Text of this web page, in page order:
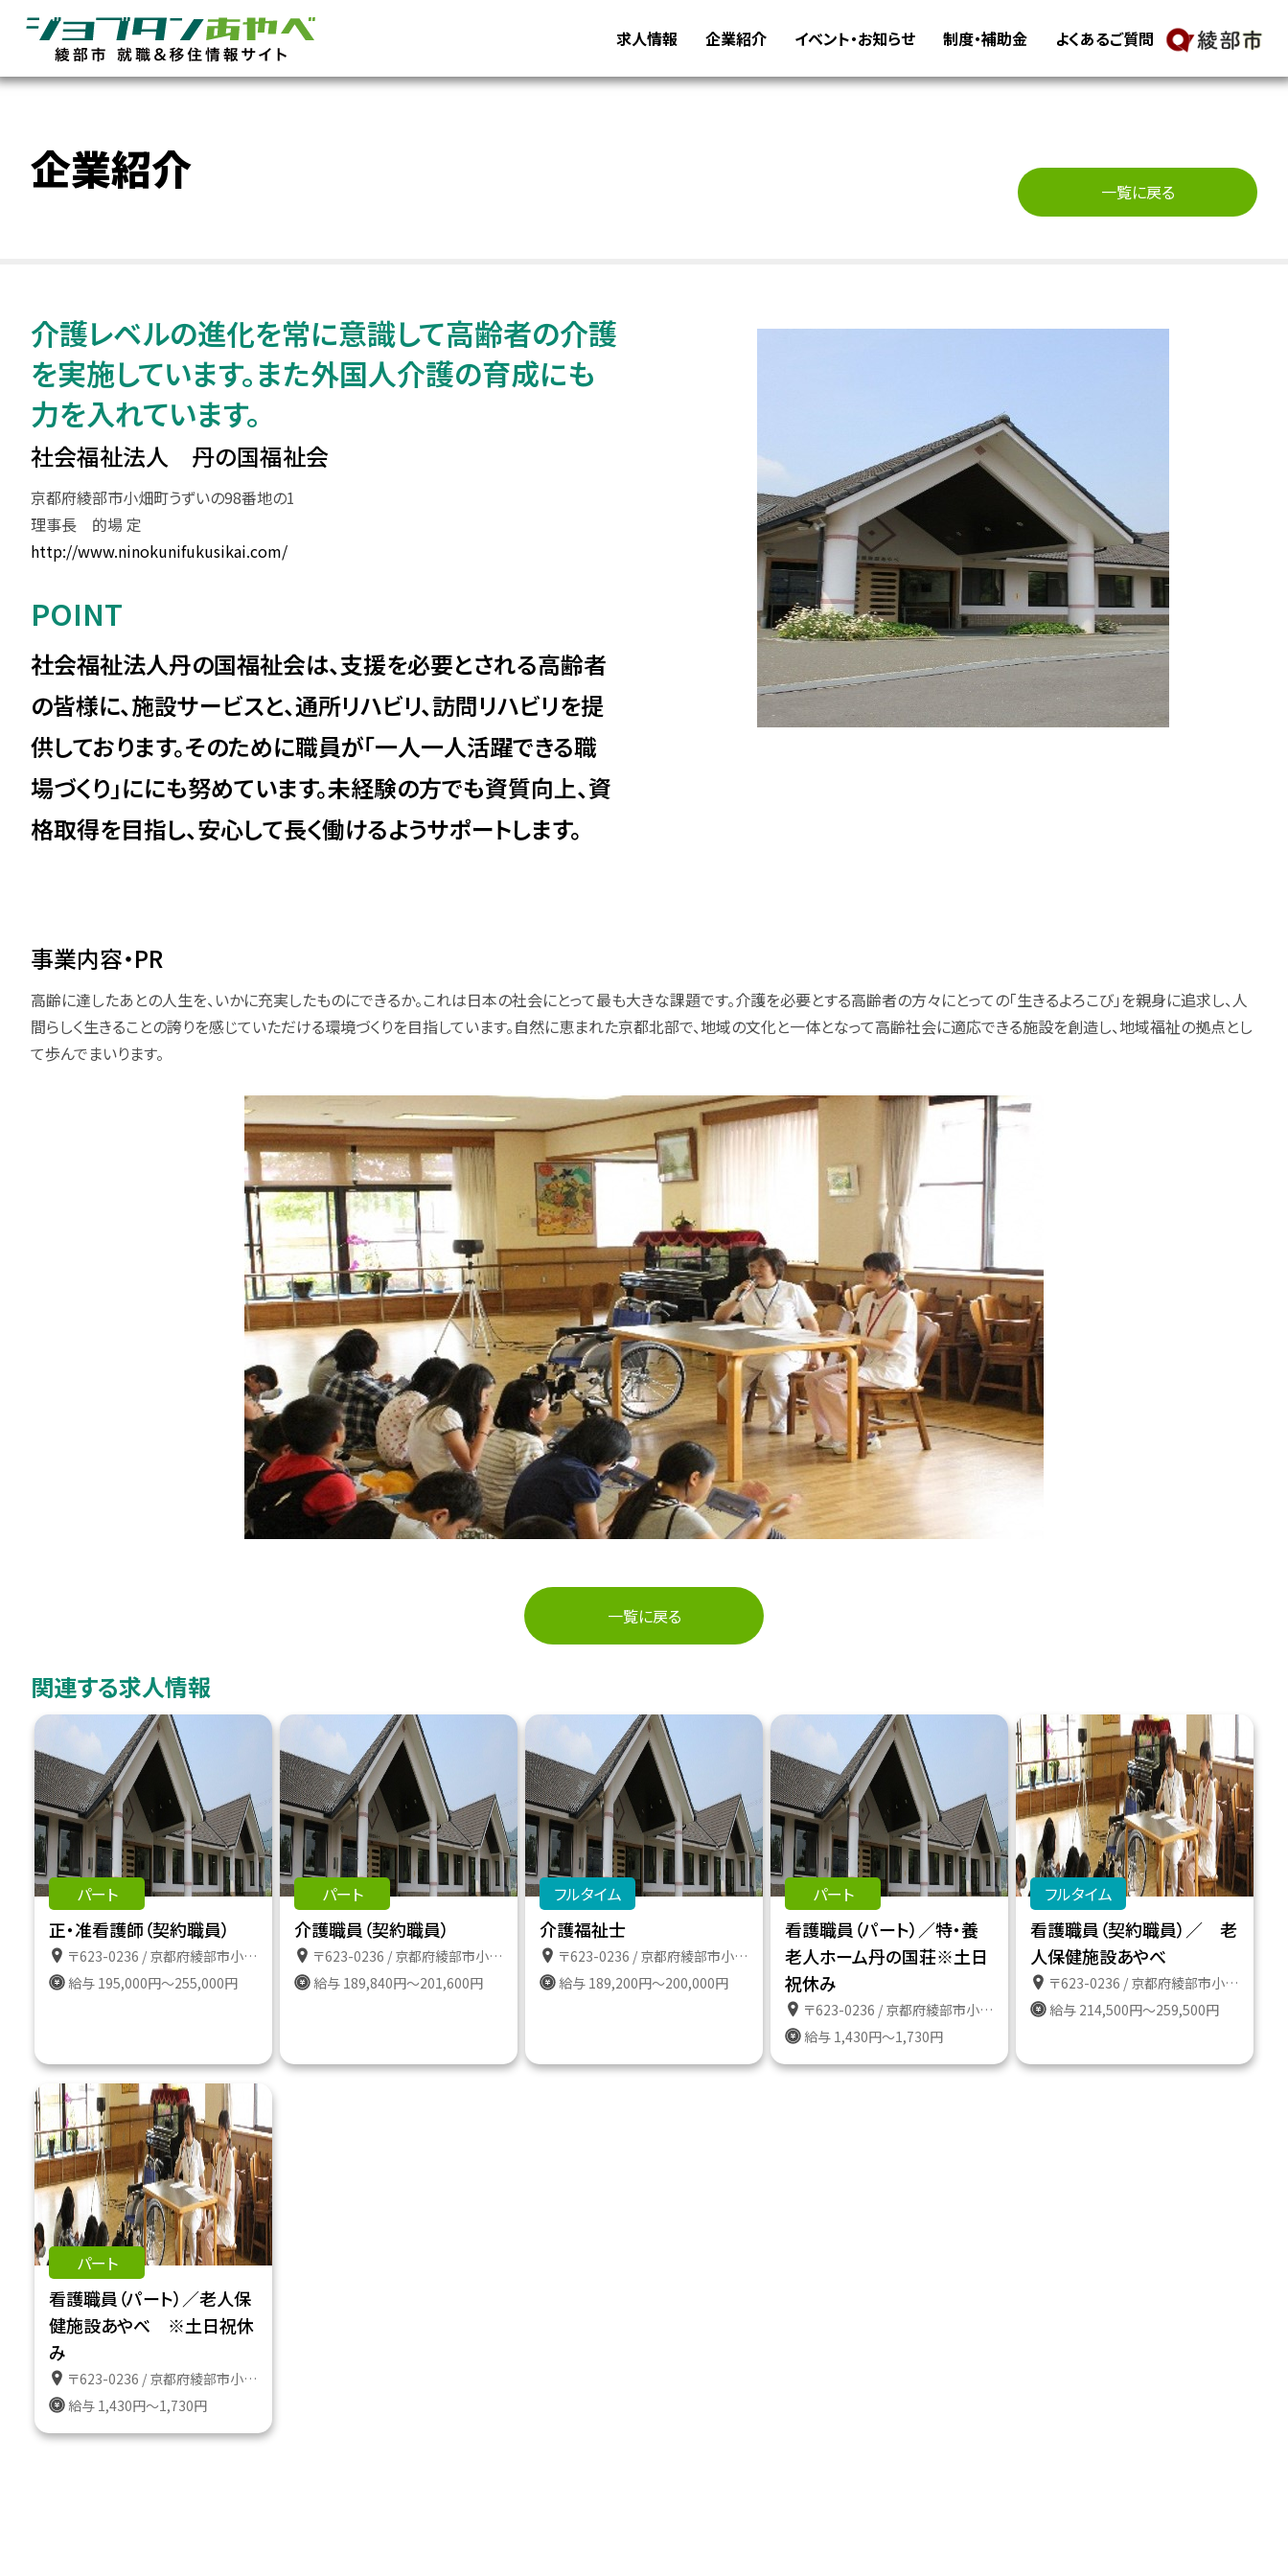
求人情報 企業紹介 イベント・お知らせ 制度・補助金 よくあるご質問
企業紹介 一覧に戻る
介護レベルの進化を常に意識して高齢者の介護
を実施しています。また外国人介護の育成にも
力を入れています。
社会福祉法人 丹の国福祉会
京都府綾部市小畑町うずいの98番地の1
理事長 的場 定
http://www.ninokunifukusikai.com/
POINT
社会福祉法人丹の国福祉会は、支援を必要とされる高齢者
の皆様に、施設サービスと、通所リハビリ、訪問リハビリを提
供しております。そのために職員が「一人一人活躍できる職
場づくり」ににも努めています。未経験の方でも資質向上、資
格取得を目指し、安心して長く働けるようサポートします。
事業内容・PR
高齢に達したあとの人生を、いかに充実したものにできるか。これは日本の社会にとって最も大きな課題です。介護を必要とする高齢者の方々にとっての「生きるよろこび」を親身に追求し、人
間らしく生きることの誇りを感じていただける環境づくりを目指しています。自然に恵まれた京都北部で、地域の文化と一体となって高齢社会に適応できる施設を創造し、地域福祉の拠点とし
て歩んでまいります。
一覧に戻る
関連する求人情報
パート
正・准看護師（契約職員）
〒623-0236 / 京都府綾部市小畑町うずいの９８－１
給与 195,000円～255,000円
パート
介護職員（契約職員）
〒623-0236 / 京都府綾部市小畑町うずいの９８－１
給与 189,840円～201,600円
フルタイム
介護福祉士
〒623-0236 / 京都府綾部市小畑町うずいの９８－１
給与 189,200円～200,000円
パート
看護職員（パート）／特・養
老人ホーム丹の国荘※土日
祝休み
〒623-0236 / 京都府綾部市小畑町うずいの９８－１
給与 1,430円～1,730円
フルタイム
看護職員（契約職員）／ 老
人保健施設あやべ
〒623-0236 / 京都府綾部市小畑町うずいの９８－１
給与 214,500円～259,500円
パート
看護職員（パート）／老人保
健施設あやべ ※土日祝休
み
〒623-0236 / 京都府綾部市小畑町うずいの９８－１
給与 1,430円～1,730円